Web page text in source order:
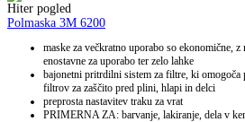
Hiter pogled
Polmaska 3M 6200
maske za večkratno uporabo so ekonomične,
enostavne za uporabo ter zelo lahke
bajonetni pritrdilni sistem za filtre, ki
filtrov za zaščito pred plini, hlapi in delci
preprosta nastavitev traku za vrat
PRIMERNA ZA: barvanje, lakiranje, dela v